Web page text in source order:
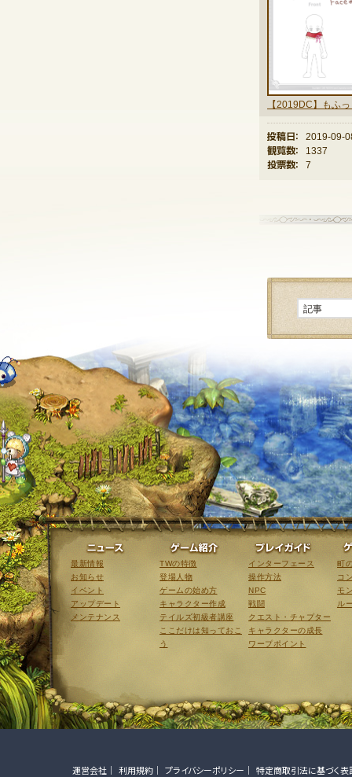
投稿日：
2019-09-
観覧数：
1337
投票数：
7
ニュース
最新情報
お知らせ
イベント
アップデート
メンテナンス
ゲーム紹介
TWの特徴
登場人物
ゲームの始め方
キャラクター作成
テイルズ初級者講座
ここだけは知っておこ
う
インターフェース
操作方法
NPC
戦闘
クエスト・チャプター
キャラクターの成長
ワープポイント
町
コ
モ
ル
運営会社 利用規約 プライバシーポリシー 特定商取引法に基づく表